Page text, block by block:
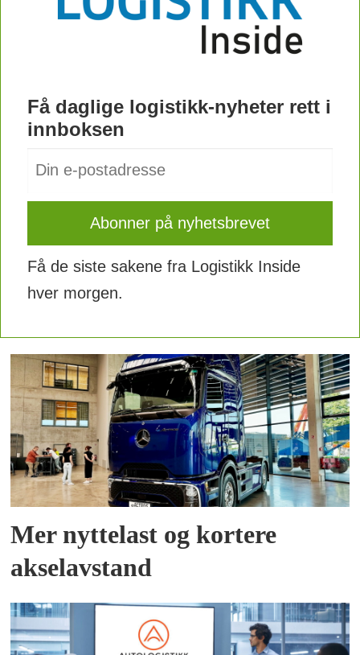
Få daglige logistikk-nyheter rett i
innboksen
Få de siste sakene fra Logistikk Inside
hver morgen.
Mer nyttelast og kortere
akselavstand